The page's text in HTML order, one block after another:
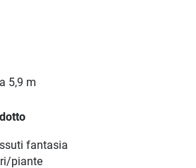
5,9 m
fantasia
piante